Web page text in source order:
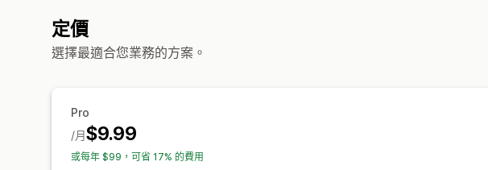
定價
選擇最適合您業務的方案。
Pro
$9.99
/月
或每年 $99，可省 17% 的費用